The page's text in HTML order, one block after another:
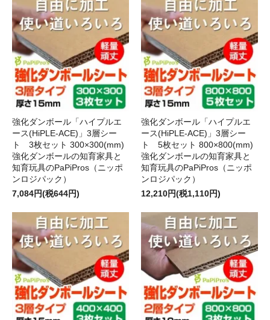
強化ダンボール「ハイプルエ
ース(HiPLE-ACE)」3層シー
ト 3枚セット 300×300(mm)
強化ダンボールの知育家具と
知育玩具のPaPiPros（ニッポ
ンロジパック）
7,084円(税644円)
強化ダンボール「ハイプルエ
ース(HiPLE-ACE)」3層シー
ト 5枚セット 800×800(mm)
強化ダンボールの知育家具と
知育玩具のPaPiPros（ニッポ
ンロジパック）
12,210円(税1,110円)